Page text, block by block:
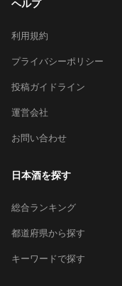
ヘルプ
利用規約
プライバシーポリシー
投稿ガイドライン
運営会社
お問い合わせ
日本酒を探す
総合ランキング
都道府県から探す
キーワードで探す